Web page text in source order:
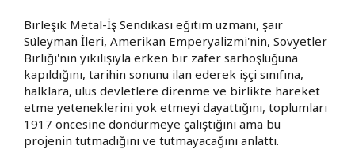
Birleşik Metal-İş Sendikası eğitim uzmanı, şair
Süleyman İleri, Amerikan Emperyalizmi'nin, Sovyetler
Birliği'nin yıkılışıyla erken bir zafer sarhoşluğuna
kapıldığını, tarihin sonunu ilan ederek işçi sınıfına,
halklara, ulus devletlere direnme ve birlikte hareket
etme yeteneklerini yok etmeyi dayattığını, toplumları
1917 öncesine döndürmeye çalıştığını ama bu
projenin tutmadığını ve tutmayacağını anlattı.